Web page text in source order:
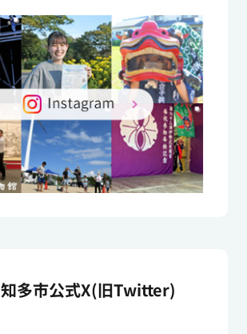
知多市公式X(旧Twitter)